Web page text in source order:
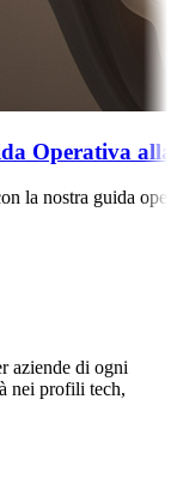
Operativa
la nostra guida
aziende di ogni
nei profili tech,